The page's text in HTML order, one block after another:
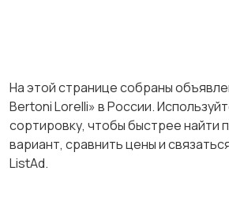
Детская одежда и
обувь
На этой странице собраны
Bertoni Lorelli» в России.
сортировку, чтобы быстрее найти
вариант, сравнить цены и
ListAd.